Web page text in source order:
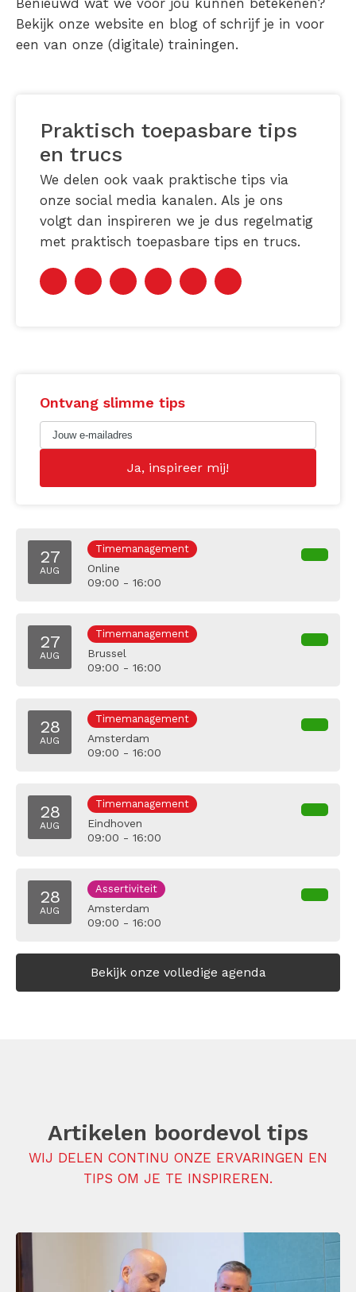
Bekijk onze website en blog of schrijf je in voor
een van onze (digitale) trainingen.
Praktisch toepasbare tips
en trucs
We delen ook vaak praktische tips via
onze social media kanalen. Als je ons
volgt dan inspireren we je dus regelmatig
met praktisch toepasbare tips en trucs.
Ontvang slimme tips
27
AUG
Timemanagement
Online
09:00 - 16:00
27
AUG
Timemanagement
Brussel
09:00 - 16:00
28
AUG
Timemanagement
Amsterdam
09:00 - 16:00
28
AUG
Timemanagement
Eindhoven
09:00 - 16:00
28
AUG
Assertiviteit
Amsterdam
09:00 - 16:00
Bekijk onze volledige agenda
Artikelen boordevol tips
WIJ DELEN CONTINU ONZE ERVARINGEN EN
TIPS OM JE TE INSPIREREN.